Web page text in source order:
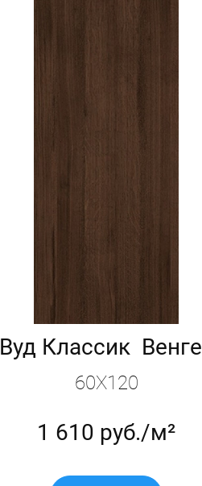
Вуд Классик Венге
60X120
1 610 руб./м²